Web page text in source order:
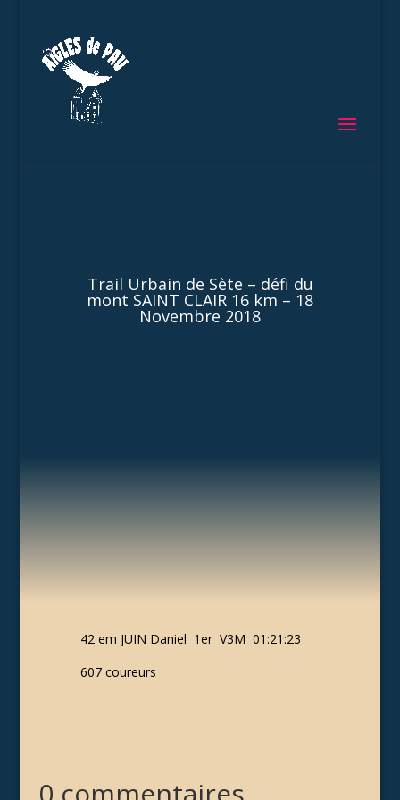
Trail Urbain de Sète – défi du
mont SAINT CLAIR 16 km – 18
Novembre 2018
42 em JUIN Daniel 1er V3M 01:21:23
607 coureurs